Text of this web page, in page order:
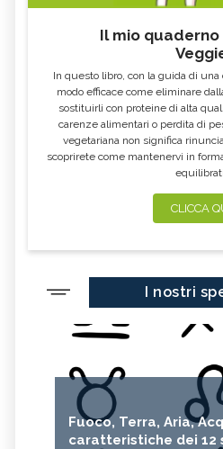
Il mio quaderno
In questo libro, con la guida di
modo efficace come eliminare
sostituirli con proteine di alta
carenze alimentari o perdita di
vegetariana non significa
scoprirete come mantenervi in
CLICCA
I nostri
Fuoco, Terra, Aria,
caratteristiche dei 12